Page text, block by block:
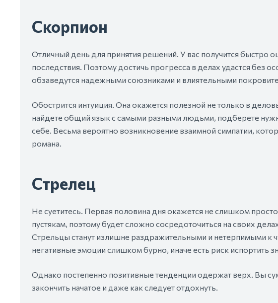
Скорпион
Отличный день для принятия решений. У вас получится быстро
последствия. Поэтому достичь прогресса в делах удастся без
обзаведутся надежными союзниками и влиятельными
Обострится интуиция. Она окажется полезной не только в
найдете общий язык с самыми разными людьми, подберете
себе. Весьма вероятно возникновение взаимной симпатии,
романа.
Стрелец
Не суетитесь. Первая половина дня окажется не слишком
пустякам, поэтому будет сложно сосредоточиться на своих
Стрельцы станут излишне раздражительными и нетерпимыми к
негативные эмоции слишком бурно, иначе есть риск испортить
Однако постепенно позитивные тенденции одержат верх. Вы
закончить начатое и даже как следует отдохнуть.